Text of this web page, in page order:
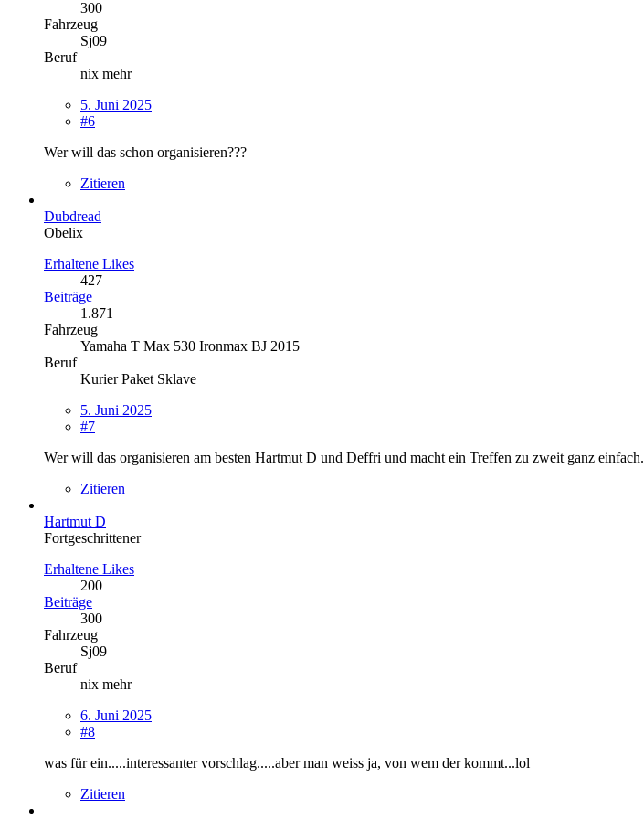
300
Fahrzeug
Sj09
Beruf
nix mehr
5. Juni 2025
#6
Wer will das schon organisieren???
Zitieren
Dubdread
Obelix
Erhaltene Likes
427
Beiträge
1.871
Fahrzeug
Yamaha T Max 530 Ironmax BJ 2015
Beruf
Kurier Paket Sklave
5. Juni 2025
#7
Wer will das organisieren am besten Hartmut D und Deffri und macht ein Treffen zu zweit ganz einfach.
Zitieren
Hartmut D
Fortgeschrittener
Erhaltene Likes
200
Beiträge
300
Fahrzeug
Sj09
Beruf
nix mehr
6. Juni 2025
#8
was für ein.....interessanter vorschlag.....aber man weiss ja, von wem der kommt...lol
Zitieren